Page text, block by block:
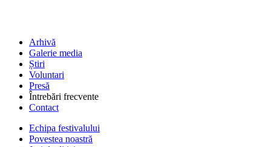
Arhivă
Galerie media
Știri
Voluntari
Presă
Întrebări frecvente
Contact
Echipa festivalului
Povestea noastră